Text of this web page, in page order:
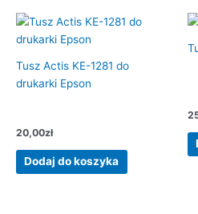
Tusz Actis KE-1281 do
drukarki Epson
20,00zł
Dodaj do koszyka